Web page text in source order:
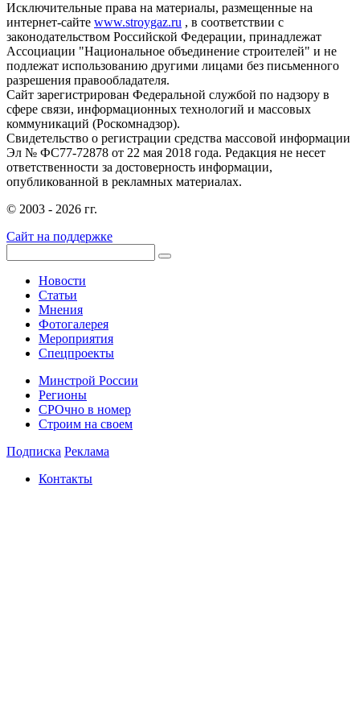
Исключительные права на материалы, размещенные на
интернет-сайте www.stroygaz.ru , в соответствии с
законодательством Российской Федерации, принадлежат
Ассоциации "Национальное объединение строителей" и не
подлежат использованию другими лицами без письменного
разрешения правообладателя.
Сайт зарегистрирован Федеральной службой по надзору в
сфере связи, информационных технологий и массовых
коммуникаций (Роскомнадзор).
Свидетельство о регистрации средства массовой информации
Эл № ФС77-72878 от 22 мая 2018 года. Редакция не несет
ответственности за достоверность информации,
опубликованной в рекламных материалах.
© 2003 - 2026 гг.
Сайт на поддержке
Новости
Статьи
Мнения
Фотогалерея
Мероприятия
Спецпроекты
Минстрой России
Регионы
СРОчно в номер
Строим на своем
Подписка Реклама
Контакты